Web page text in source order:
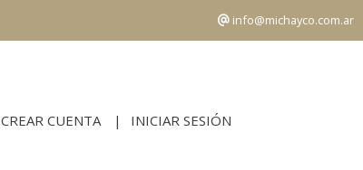
info@michayco.com.ar
CREAR CUENTA INICIAR SESIÓN